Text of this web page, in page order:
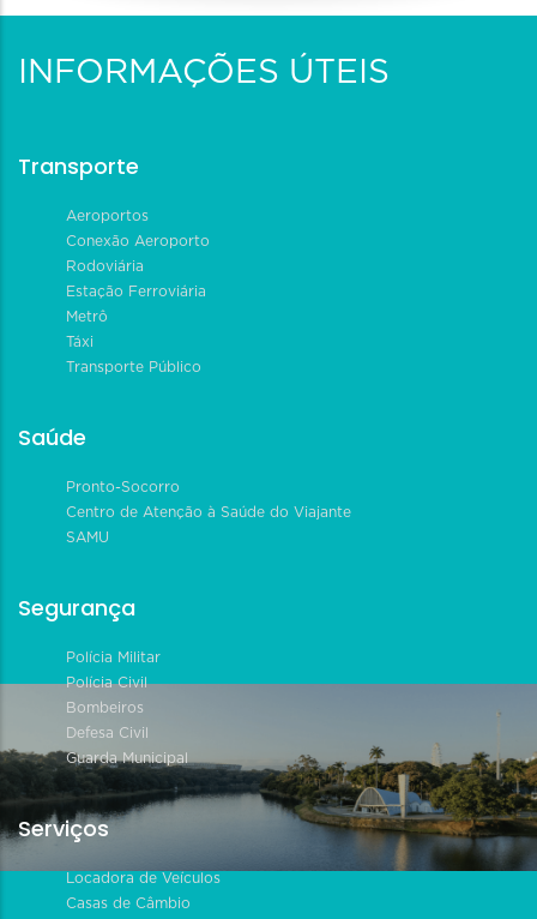
INFORMAÇÕES ÚTEIS
Transporte
Aeroportos
Conexão Aeroporto
Rodoviária
Estação Ferroviária
Metrô
Táxi
Transporte Público
Saúde
Pronto-Socorro
Centro de Atenção à Saúde do Viajante
SAMU
Segurança
Polícia Militar
Polícia Civil
Bombeiros
Defesa Civil
Guarda Municipal
Serviços
Locadora de Veículos
Casas de Câmbio